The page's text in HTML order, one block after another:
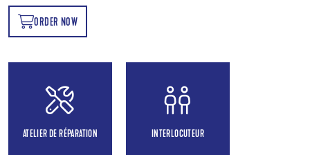
ORDER NOW
ATELIER DE RÉPARATION INTERLOCUTEUR